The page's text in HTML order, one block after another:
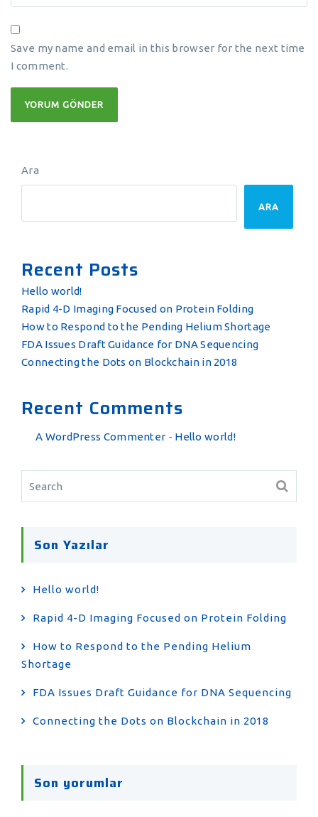
Save my name and email in this browser for the next time
I comment.
Ara
ARA
Recent Posts
Hello world!
Rapid 4-D Imaging Focused on Protein Folding
How to Respond to the Pending Helium Shortage
FDA Issues Draft Guidance for DNA Sequencing
Connecting the Dots on Blockchain in 2018
Recent Comments
A WordPress Commenter - Hello world!
Son Yazılar
Hello world!
Rapid 4-D Imaging Focused on Protein Folding
How to Respond to the Pending Helium
Shortage
FDA Issues Draft Guidance for DNA Sequencing
Connecting the Dots on Blockchain in 2018
Son yorumlar